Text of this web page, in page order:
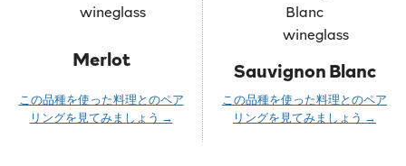
Merlot
この品種を使った料理とのペア
リングを見てみましょう →
Sauvignon Blanc
この品種を使った料理とのペア
リングを見てみましょう →